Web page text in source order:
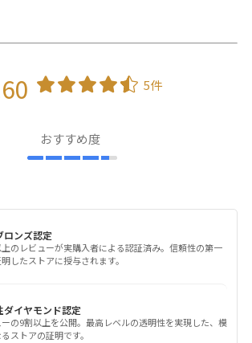
5件
おすすめ度
ロンズ認定
のレビューが実購入者による認証済み。信頼性の第一
したストアに授与されます。
ダイヤモンド認定
ーの9割以上を公開。最高レベルの透明性を実現した、模
ストアの証明です。